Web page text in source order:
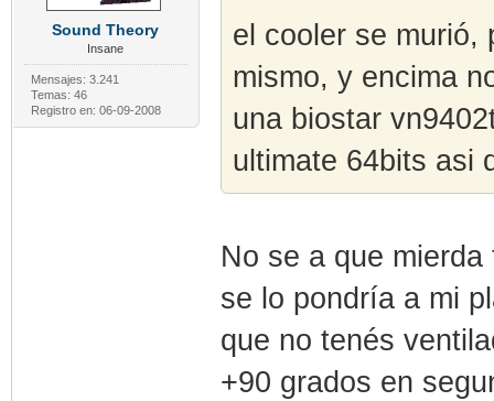
Sound Theory
Insane
Mensajes: 3.241
Temas: 46
Registro en: 06-09-2008
el cooler se murió,
mismo, y encima
una biostar
ultimate 64bits asi
No se a que
se lo pondría a mi
que no tenés
+90 grados en